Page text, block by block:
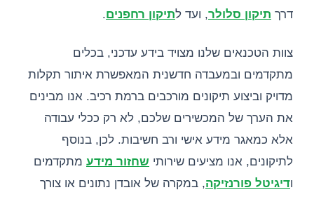
דרך תיקון סלולר, ועד לתיקון רחפנים.
צוות הטכנאים שלנו מצויד בידע עדכני, בכלים
מתקדמים ובמעבדה חדשנית המאפשרת איתור תקלות
מדויק וביצוע תיקונים מורכבים ברמת רכיב. אנו מבינים
את הערך של המכשירים שלכם, לא רק ככלי עבודה
אלא כמאגר מידע אישי ורב חשיבות. לכן, בנוסף
לתיקונים, אנו מציעים שירותי שחזור מידע מתקדמים
ודיגיטל פורנזיקה, במקרה של אובדן נתונים או צורך